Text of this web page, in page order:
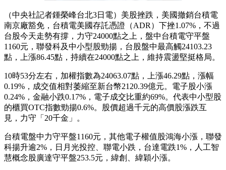
（中央社記者鍾榮峰台北3日電）美股挫跌，美國撤銷台積電
南京廠豁免，台積電美國存託憑證（ADR）下挫1.07%，不過
台股今天走勢有撐，力守24000點之上，盤中台積電守平盤
1160元，聯發科及中小型股勁揚，台股盤中最高觸24103.23
點，上漲86.45點，持續在24000點之上，維持震盪堅挺格局。
10時53分左右，加權指數為24063.07點，上漲46.29點，漲幅
0.19%，成交值相對萎縮至新台幣2120.39億元。電子股小漲
0.24%，金融小跌0.17%，電子成交比重約69%。代表中小型股
的櫃買OTC指數勁揚0.6%。股價超過千元的高價股漲跌互
見，力守「20千金」。
台積電盤中力守平盤1160元，其他電子權值股鴻海小漲，聯發
科揚升逾2%，日月光投控、聯電小跌，台達電跌1%，人工智
慧概念股廣達守平盤253.5元，緯創、緯穎小漲。